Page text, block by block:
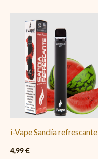
i-Vape Sandía refrescante
4,99€
i-
Vape
Sandía
refrescante
cantidad